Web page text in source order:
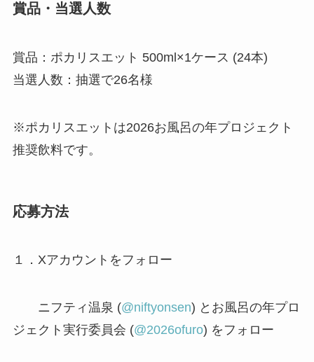
賞品・当選人数
賞品：ポカリスエット 500ml×1ケース (24本)
当選人数：抽選で26名様
※ポカリスエットは2026お風呂の年プロジェクト
推奨飲料です。
応募方法
１．Xアカウントをフォロー
ニフティ温泉 (@niftyonsen) とお風呂の年プロ
ジェクト実行委員会 (@2026ofuro) をフォロー